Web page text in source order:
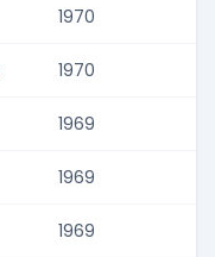
1970
1970
1969
1969
1969